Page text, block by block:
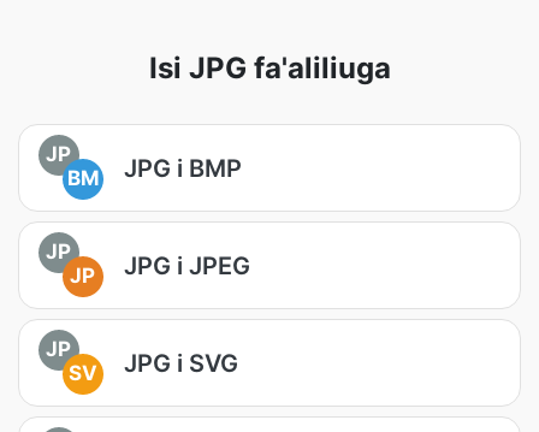
Isi JPG fa'aliliuga
JP
BM
JPG i BMP
JP
JP
JPG i JPEG
JP
SV
JPG i SVG